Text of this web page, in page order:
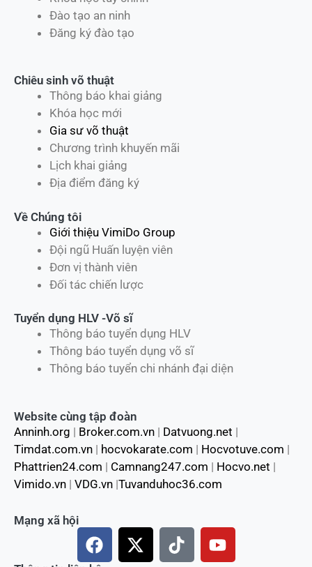
Đào tạo an ninh
Đăng ký đào tạo
Chiêu sinh võ thuật
Thông báo khai giảng
Khóa học mới
Gia sư võ thuật
Chương trình khuyến mãi
Lịch khai giảng
Địa điểm đăng ký
Về Chúng tôi
Giới thiệu VimiDo Group
Đội ngũ Huấn luyện viên
Đơn vị thành viên
Đối tác chiến lược
Tuyển dụng HLV -Võ sĩ
Thông báo tuyển dụng HLV
Thông báo tuyển dụng võ sĩ
Thông báo tuyển chi nhánh đại diện
Website cùng tập đoàn
Anninh.org | Broker.com.vn | Datvuong.net |
Timdat.com.vn | hocvokarate.com | Hocvotuve.com |
Phattrien24.com | Camnang247.com | Hocvo.net |
Vimido.vn | VDG.vn |Tuvanduhoc36.com
Mạng xã hội
F
a
X
-
T
i
Y
o